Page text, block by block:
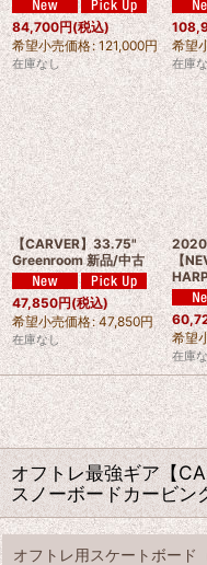
84,700円(税込)
希望小売価格: 121,000円
在庫なし
希望
在庫
【CARVER】33.75"
Greenroom 新品/中古
47,850円(税込)
希望小売価格: 47,850円
在庫なし
【
希望
在庫
オフトレ最強ギア【
スノーボードカービン
オフトレ用スケートボード